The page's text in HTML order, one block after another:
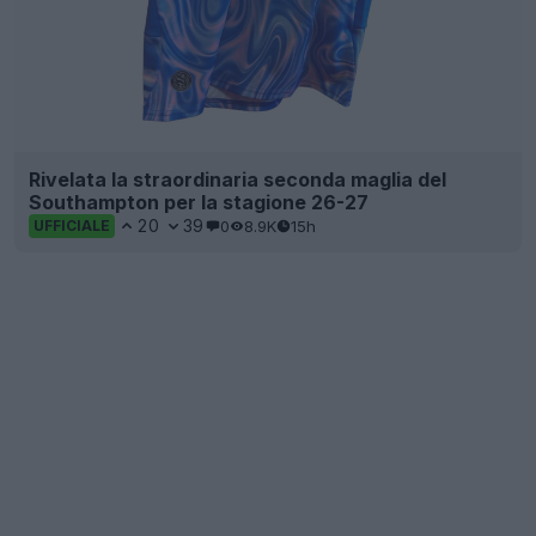
Rivelata la straordinaria seconda maglia del
Southampton per la stagione 26-27
UFFICIALE 20 39 0 8.9K 15h